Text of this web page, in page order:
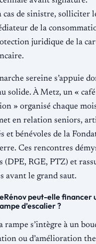
cas de sinistre, solliciter
de la
juridique de la
sereine s’appuie
solide. À Metz, un « café
» organisé chaque
en relation seniors,
et bénévoles de la
Ces rencontres
(DPE, RGE, PTZ) et
avant le grand saut.
peut-elle financer
d’escalier ?
rampe s’intègre à un
ou d’amélioration